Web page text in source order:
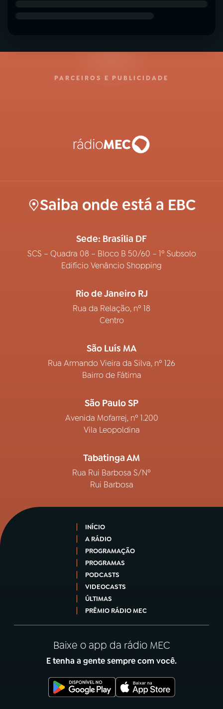
PARCEIROS E PUBLICIDADE
Saiba onde está a EBC
Sede: Brasília DF
SCS – Quadra 08 – Bloco B 50/60 – 1º Subsolo
Edifício Venâncio Shopping
Rio de Janeiro RJ
Rua da Relação, nº 18
Centro
São Luís MA
Rua Armando Vieira da Silva, nº 126
Bairro de Fátima
São Paulo SP
Avenida Mofarrej, nº 1.200
Vila Leopoldina
Tabatinga AM
Rua Rui Barbosa S/Nº
Rui Barbosa
INÍCIO
A RÁDIO
PROGRAMAÇÃO
PROGRAMAS
PODCASTS
VIDEOCASTS
ÚLTIMAS
PRÊMIO RÁDIO MEC
Baixe o app da rádio MEC
E tenha a gente sempre com você.